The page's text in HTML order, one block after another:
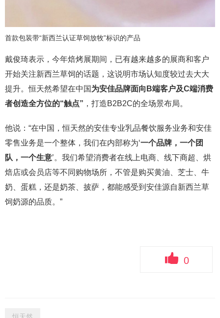
首款包装带“新西兰认证草饲放牧”标识的产品
戴俊琦表示，今年焙烤展期间，已有越来越多的展商和客户
开始关注新西兰草饲的话题，这说明市场认知度较过去大大
提升。恒天然希望在中国 为安佳品牌面向B端客户及C端消费
者创造全方位的“触点” ，打造B2B2C的全场景布局。
他说：“在中国，恒天然的安佳专业乳品餐饮服务业务和安佳
零售业务是一个整体，我们在内部称为‘一个品牌，一个团
队，一个生意’。我们希望消费者在线上电商、线下商超、烘
焙店或会员店等不同购物场所，不管是购买黄油、芝士、牛
奶、蛋糕，还是奶茶、披萨，都能感受到安佳源自新西兰草
饲奶源的品质。”
0